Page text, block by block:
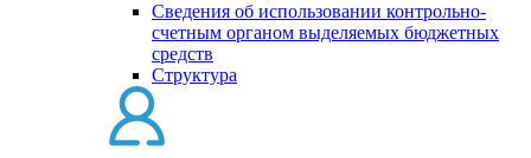
Сведения об использовании контрольно-
счетным органом выделяемых бюджетных
средств
Структура